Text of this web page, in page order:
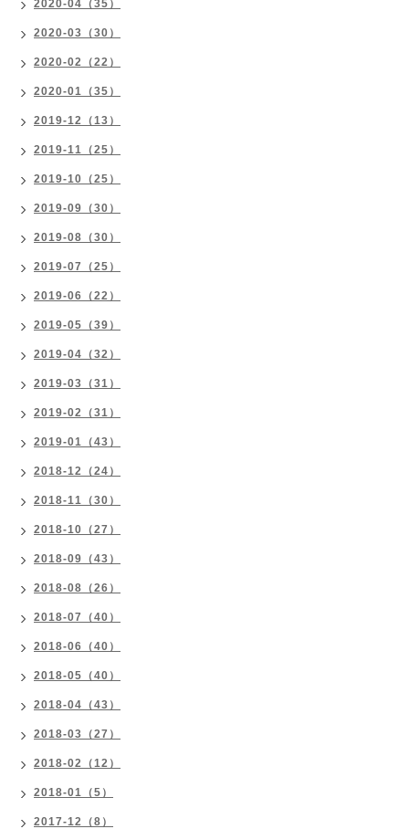
2020-04（35）
2020-03（30）
2020-02（22）
2020-01（35）
2019-12（13）
2019-11（25）
2019-10（25）
2019-09（30）
2019-08（30）
2019-07（25）
2019-06（22）
2019-05（39）
2019-04（32）
2019-03（31）
2019-02（31）
2019-01（43）
2018-12（24）
2018-11（30）
2018-10（27）
2018-09（43）
2018-08（26）
2018-07（40）
2018-06（40）
2018-05（40）
2018-04（43）
2018-03（27）
2018-02（12）
2018-01（5）
2017-12（8）